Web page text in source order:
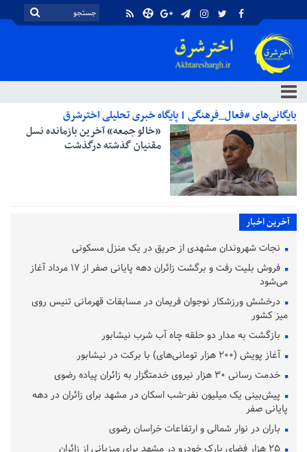
بایگانی‌های #فعال_فرهنگی | پایگاه خبری تحلیلی اخترشرق
«خالو جمعه» آخرین بازمانده نسل
مقنیان گذشته درگذشت
آخرین اخبار
نجات شهروندان مشهدی از حریق در یک منزل مسکونی
فروش بلیت رفت و برگشت زائران دهه پایانی صفر از ۱۷ مرداد آغاز
می‌شود
درخشش ورزشکار نوجوان فریمان در مسابقات قهرمانی تنیس روی
میز کشور
بازگشت به مدار دو حلقه چاه آب شرب نیشابور
آغاز پویش (۲۰۰ هزار تومانی‌های) با برکت در نیشابور
خدمت رسانی ۳۰ هزار نیروی خدمتگزار به زائران پیاده رضوی
پیش‌بینی یک میلیون نفر-شب اسکان در مشهد برای زائران در دهه
پایانی صفر
باران در نوار شمالی و ارتفاعات خراسان رضوی